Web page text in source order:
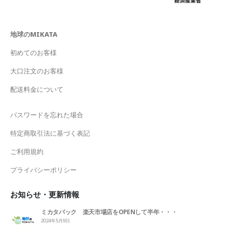
地球のMIKATA
初めてのお客様
大口注文のお客様
配送料金について
パスワードを忘れた場合
特定商取引法に基づく表記
ご利用規約
プライバシーポリシー
お知らせ・更新情報
ミカタパック 楽天市場店をOPENして半年・・・
2024年5月9日